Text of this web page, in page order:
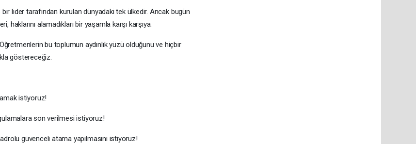
lider tarafından kurulan dünyadaki tek ülkedir. Ancak bugün
alamadıkları bir yaşamla karşı karşıya.
bu toplumun aydınlık yüzü olduğunu ve hiçbir
göstereceğiz.
istiyoruz!
son verilmesi istiyoruz!
güvenceli atama yapılmasını istiyoruz!